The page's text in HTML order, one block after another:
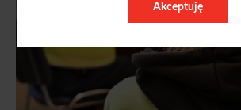
Akceptuję